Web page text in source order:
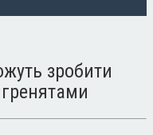
зробити